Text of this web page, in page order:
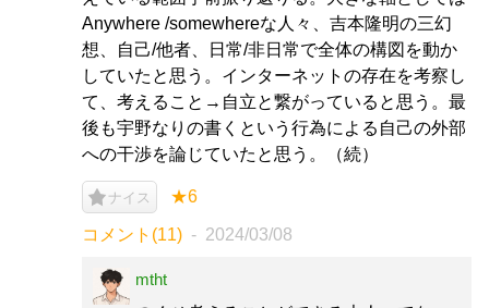
Anywhere /somewhereな人々、吉本隆明の三幻
想、自己/他者、日常/非日常で全体の構図を動か
していたと思う。インターネットの存在を考察し
て、考えること→自立と繋がっていると思う。最
後も宇野なりの書くという行為による自己の外部
への干渉を論じていたと思う。（続）
ナイス ★6
コメント(11) 2024/03/08
mtht